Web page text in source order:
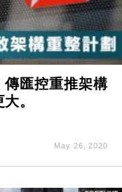
傳匯控重推架構
。
May 26, 2020